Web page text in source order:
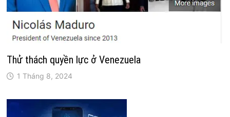
Thử thách quyền lực ở Venezuela
1 Tháng 8, 2024